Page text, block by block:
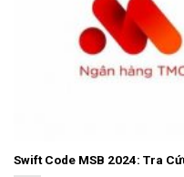
Swift Code MSB 2024: Tra